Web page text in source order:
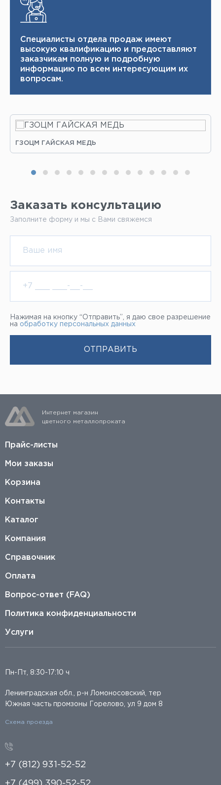
Специалисты отдела продаж имеют
высокую квалификацию и ​ предоставляют
заказчикам полную и подробную
информацию по всем интересующим их
вопросам.
ГЗОЦМ ГАЙСКАЯ МЕДЬ
Заказать консультацию
Заполните форму и мы с Вами свяжемся
Нажимая на кнопку “Отправить”, я даю свое разрешение
на обработку персональных данных
Интернет магазин
цветного металлопроката
Прайс-листы
Мои заказы
Корзина
Контакты
Каталог
Компания
Справочник
Оплата
Вопрос-ответ (FAQ)
Политика конфиденциальности
Услуги
Пн-Пт, 8:30-17:10 ч
Ленинградская обл., р-н Ломоносовский, тер
Южная часть промзоны Горелово, ул 9 дом 8
Схема проезда
+7 (812) 931-52-52